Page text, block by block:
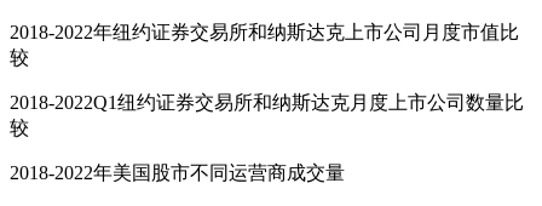
2018-2022年纽约证券交易所和纳斯达克上市公司月度市值比
较
2018-2022Q1纽约证券交易所和纳斯达克月度上市公司数量比
较
2018-2022年美国股市不同运营商成交量